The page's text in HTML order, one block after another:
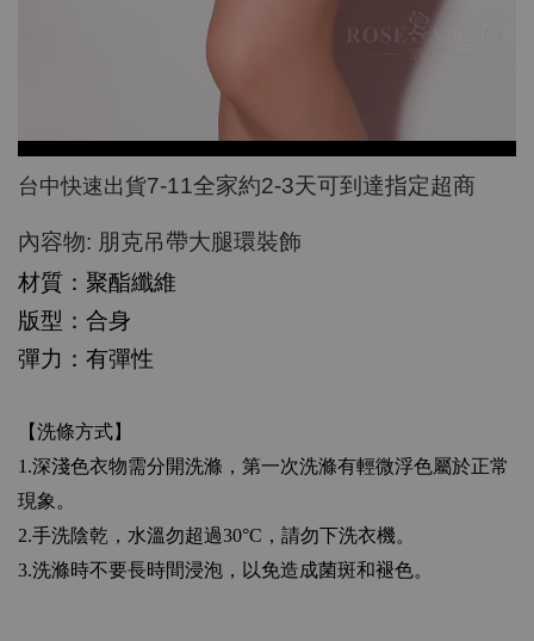
台中快速出貨7-11全家約2-3天可到達指定超商
內容物 : 朋克吊帶大腿環裝飾
材質：聚酯纖維
版型：合身
彈力：有彈性
【洗條方式】
1.深淺色衣物需分開洗滌，第一次洗滌有輕微浮色屬於正常
現象。
2.手洗陰乾，水溫勿超過30°C ，請勿下洗衣機。
3.洗滌時不要長時間浸泡，以免造成菌斑和褪色。